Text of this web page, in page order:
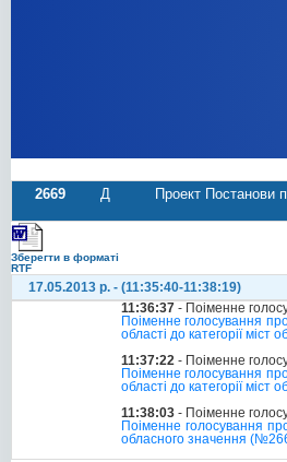
2669 Д Проект Постанови
Зберегти в форматі
RTF
17.05.2013 р. - (11:35:40-11:38:19)
11:36:37 - Поіменне
Поіменне голосування
області до категорії
11:37:22 - Поіменне
Поіменне голосування
області до категорії
11:38:03 - Поіменне
Поіменне голосування
обласного значення